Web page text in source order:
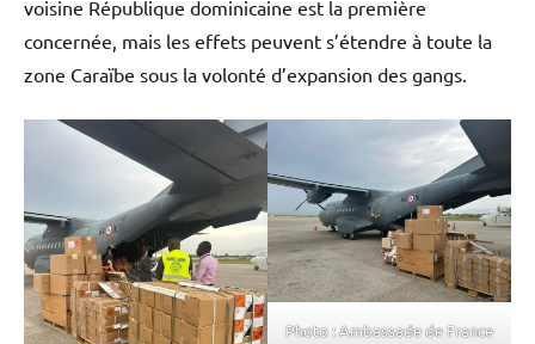
voisine République dominicaine est la première
concernée, mais les effets peuvent s’étendre à toute la
zone Caraïbe sous la volonté d’expansion des gangs.
Photo : Ambassade de France